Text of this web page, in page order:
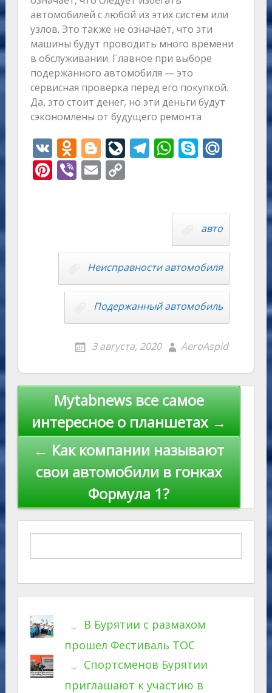
автомобилей с любой из этих систем или
узлов. Это также не означает, что эти
машины будут проводить много времени
в обслуживании. Главное при выборе
подержанного автомобиля — это
сервисная проверка перед его покупкой.
Да, это стоит денег, но эти деньги будут
сэкономлены от будущего ремонта
V
K
O
d
n
ni
Bl
o
g
Li
v
eJ
n
al
T W
p
p
S
e
M
u
Pi
st
Vi E C
n
k
авто
Неисправности автомобиля
Подержанный автомобиль
3 августа, 2020 AeroAspid
Навигация
записям
Mytabnews все самое
интересное о планшетах →
← Как компании называют
свои автомобили в гонках
Формула 1?
В Бурятии с размахом
прошел Фестиваль ТОС
Спортсменов Бурятии
приглашают к участию в